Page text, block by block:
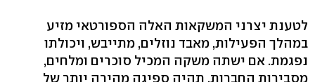
לטענת יצרני המשקאות האלה הספורטאי מזיע
במהלך הפעילות, מאבד נוזלים, מתייבש, ויכולתו
נפגמת. אם ישתה משקה המכיל סוכרים ומלחים,
מסבירות החברות, תהיה ספיגה מהירה יותר של